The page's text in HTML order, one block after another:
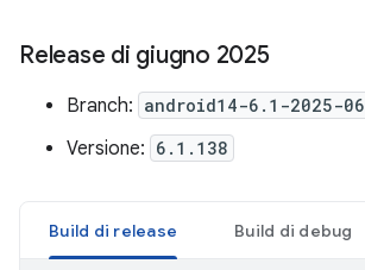
Release di giugno 2025
Branch: android14-6.1-2025-06
Versione: 6.1.138
Build di release Build di debug